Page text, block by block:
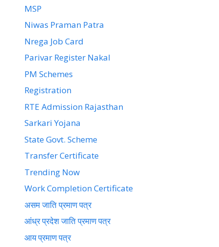
MSP
Niwas Praman Patra
Nrega Job Card
Parivar Register Nakal
PM Schemes
Registration
RTE Admission Rajasthan
Sarkari Yojana
State Govt. Scheme
Transfer Certificate
Trending Now
Work Completion Certificate
असम जाति प्रमाण पत्र
आंध्र प्रदेश जाति प्रमाण पत्र
आय प्रमाण पत्र